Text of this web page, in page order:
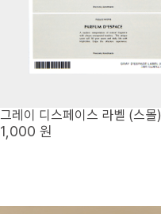
그레이 디스페이스 라벨 (스몰)
1,000 원